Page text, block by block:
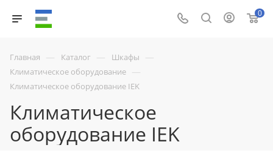
0
Главная — Каталог — Шкафы —
Климатическое оборудование —
Климатическое оборудование IEK
Климатическое
оборудование IEK